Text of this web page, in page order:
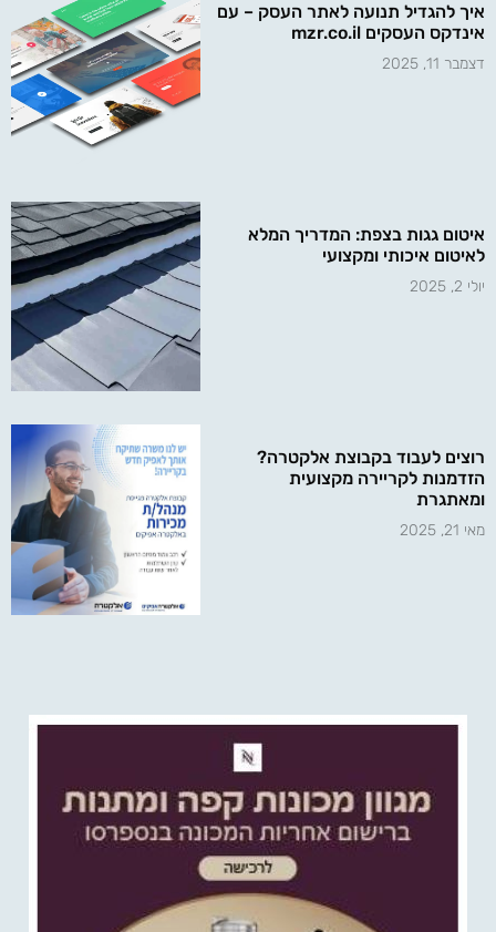
איך להגדיל תנועה לאתר העסק – עם
אינדקס העסקים mzr.co.il
דצמבר 11, 2025
איטום גגות בצפת: המדריך המלא
לאיטום איכותי ומקצועי
יולי 2, 2025
רוצים לעבוד בקבוצת אלקטרה?
הזדמנות לקריירה מקצועית
ומאתגרת
מאי 21, 2025